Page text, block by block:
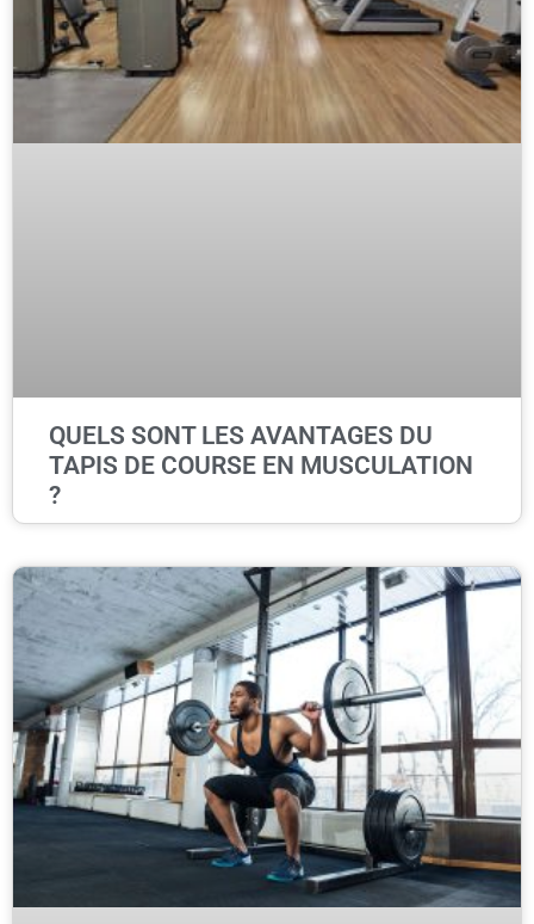
QUELS SONT LES AVANTAGES DU
TAPIS DE COURSE EN MUSCULATION
?